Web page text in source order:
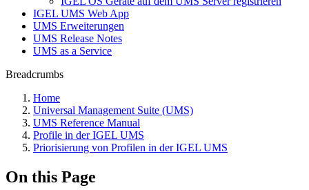
IGEL UMS Web App
UMS Erweiterungen
UMS Release Notes
UMS as a Service
Breadcrumbs
Home
Universal Management Suite (UMS)
UMS Reference Manual
Profile in der IGEL UMS
Priorisierung von Profilen in der IGEL UMS
On this Page